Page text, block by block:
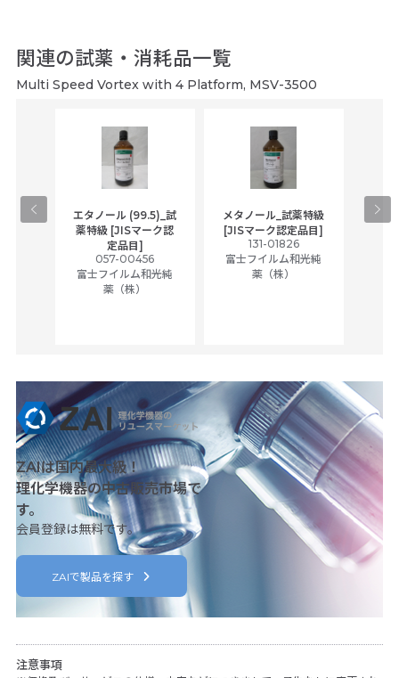
関連の試薬・消耗品一覧
Multi Speed Vortex with 4 Platform, MSV-3500
エタノール (99.5)_試
薬特級 [JISマーク認
定品目]
057-00456
富士フイルム和光純
薬（株）
メタノール_試薬特級
[JISマーク認定品目]
131-01826
富士フイルム和光純
薬（株）
ア
ZAIは国内最大級！
理化学機器の中古販売市場で
す。
会員登録は無料です。
ZAIで製品を探す
注意事項